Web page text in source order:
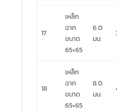
17
เหล็ก
ฉาก
ขนาด
65×65
6.0
มม.
18
เหล็ก
ฉาก
ขนาด
65×65
8.0
มม.